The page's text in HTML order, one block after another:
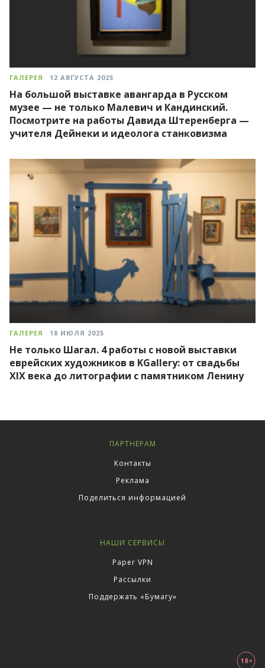
ГАЛЕРЕЯ 12 АВГУСТА 2025
На большой выставке авангарда в Русском
музее — не только Малевич и Кандинский.
Посмотрите на работы Давида Штеренберга —
учителя Дейнеки и идеолога станковизма
ГАЛЕРЕЯ 18 ИЮЛЯ 2025
Не только Шагал. 4 работы с новой выставки
еврейских художников в KGallery: от свадьбы
XIX века до литографии с памятником Ленину
ПАРТНЕРАМ
Контакты
Реклама
Поделиться информацией
НАШИ СЕРВИСЫ
Paper VPN
Рассылки
Поддержать «Бумагу»